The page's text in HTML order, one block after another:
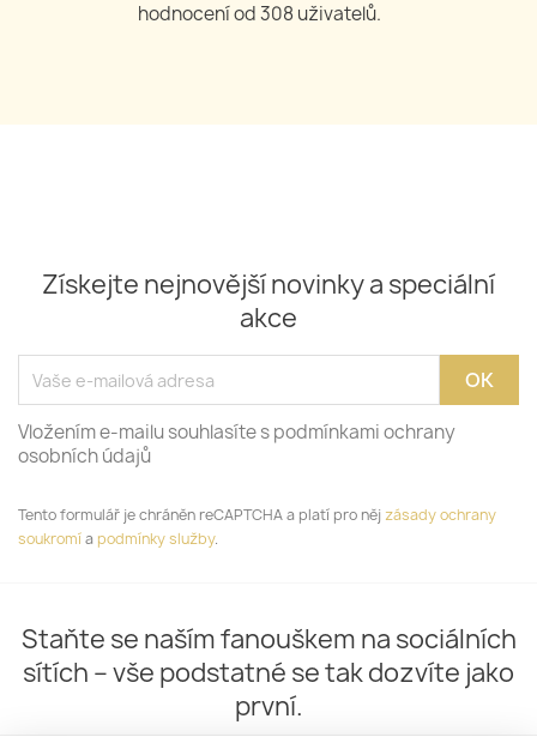
hodnocení od309 uživatelů.
Získejte nejnovější novinky a speciální
akce
Vložením e-mailu souhlasíte s podmínkami ochrany
osobních údajů
Tento formulář je chráněn reCAPTCHA a platí pro něj zásady ochrany
soukromía podmínky služby.
Staňte se naším fanouškem na sociálních
sítích – vše podstatné se tak dozvíte jako
první.